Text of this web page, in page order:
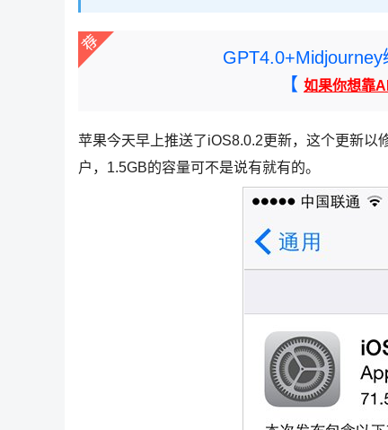
GPT4.0+Midjourney
【 如果你想靠
苹果今天早上推送了iOS8.0.2更新，这个更新以
户，1.5GB的容量可不是说有就有的。